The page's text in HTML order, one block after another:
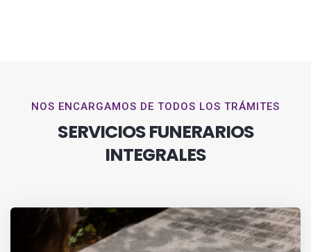
NOS ENCARGAMOS DE TODOS LOS TRÁMITES
SERVICIOS FUNERARIOS
INTEGRALES